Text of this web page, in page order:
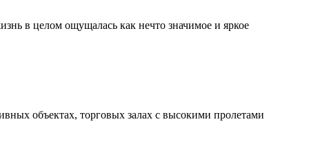
в целом ощущалась как нечто значимое и яркое
объектах, торговых залах с высокими пролетами